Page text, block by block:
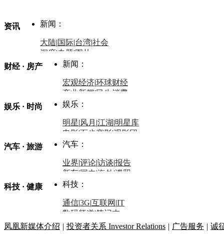
资讯 新闻：
大陆|国际|台湾|社会
深度|专题|图片
中国政要资料库
评论：
时事开讲
军事：
中国军情|环球军情
体育：
NBA CBA|大局观
历史：
财经 · 房产 新闻：
宏观经济|环球财经
商业新闻|民生消费
商业评论|宏观分析
金融观察
股票：
炒股大赛
投资观察|龙虎榜点评
黑马追踪|明星分析师
理财：
娱乐 · 时尚 娱乐：
明星|风月 |江湖|明星库
电影|百步穿影|观影团
星座 塔罗
时尚：
时装
化妆品库|试用中心
情感|奢侈品|图片
时尚品牌库
汽车 · 旅游 汽车：
业界|评论|访谈|报告
新车|国内|海外 |谍照
购车 导购
用车专栏|二手车
论坛|报价库|图片库
科技 · 健康 科技：
通信|3G|互联网 |IT
数码频道|笔记本
科技专题|探索
凤凰新媒体介绍 | 投资者关系 Investor Relations | 广告服务 | 诚